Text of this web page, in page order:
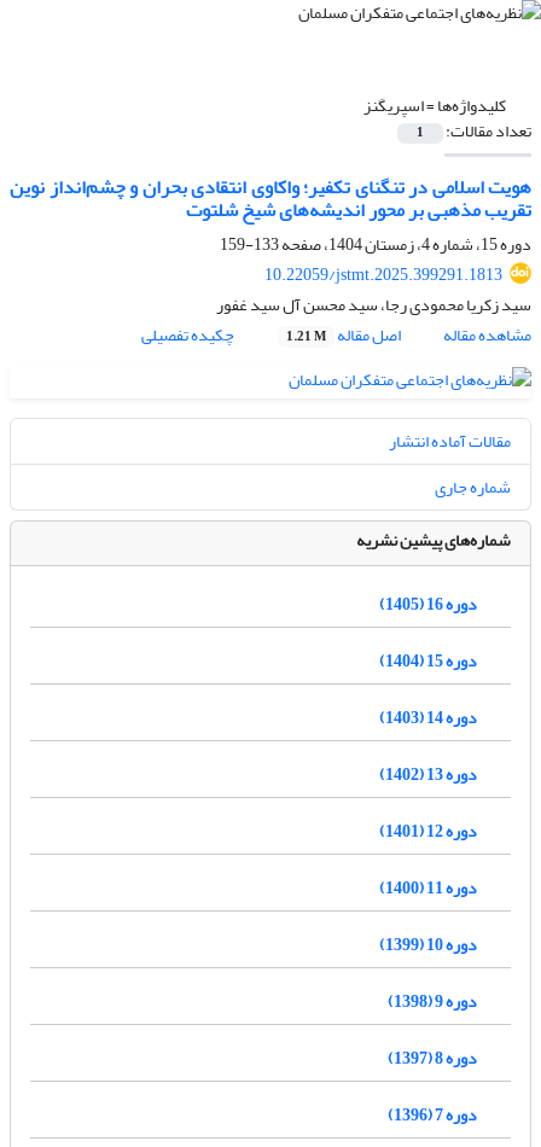
کلیدواژه‌ها =اسپریگنز
تعداد مقالات: 1
هویت اسلامی در تنگنای تکفیر؛ واکاوی انتقادی بحران و چشم‌انداز نوین
تقریب مذهبی بر محور اندیشه‌های شیخ شلتوت
دوره 15، شماره 4، زمستان 1404، صفحه
133-159
10.22059/jstmt.2025.399291.1813
سید زکریا محمودی رجا، سید محسن آل سید غفور
مشاهده مقاله
اصل مقاله 1.21 M چکیده تفصیلی
مقالات آماده انتشار
شماره جاری
شماره‌های پیشین نشریه
دوره 16 (1405)
دوره 15 (1404)
دوره 14 (1403)
دوره 13 (1402)
دوره 12 (1401)
دوره 11 (1400)
دوره 10 (1399)
دوره 9 (1398)
دوره 8 (1397)
دوره 7 (1396)